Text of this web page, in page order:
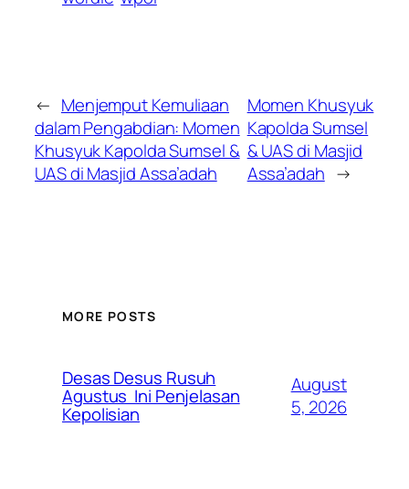
← Menjemput Kemuliaan
dalam Pengabdian: Momen
Khusyuk Kapolda Sumsel &
UAS di Masjid Assa’adah
Momen Khusyuk
Kapolda Sumsel
& UAS di Masjid
Assa’adah →
MORE POSTS
Desas Desus Rusuh
Agustus Ini Penjelasan
Kepolisian
August
5, 2026